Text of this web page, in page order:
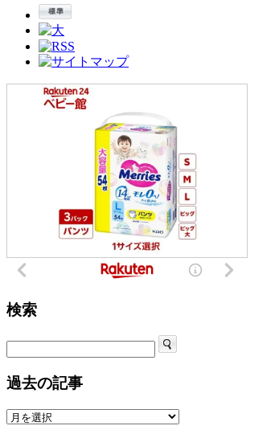
検索
過去の記事